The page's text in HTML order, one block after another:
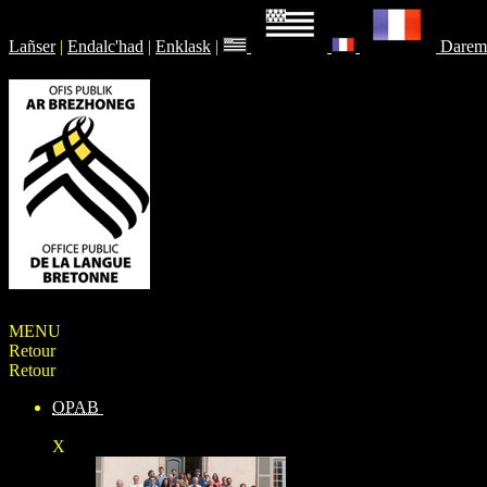
Lañser | Endalc'had | Enklask |
MENU
Retour
Retour
OPAB
X